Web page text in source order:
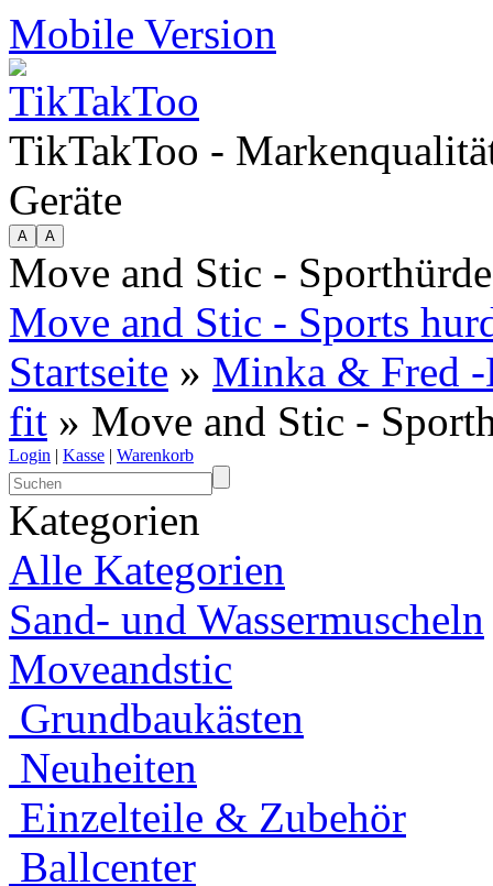
Mobile Version
TikTakToo -
Geräte
Move and Stic -
Move and Stic - Sports
Startseite » Minka & Fred
fit » Move and Stic -
Login | Kasse | Warenkorb
Kategorien
Alle Kategorien
Sand- und Wassermuscheln
Moveandstic
Grundbaukästen
Neuheiten
Einzelteile & Zubehör
Ballcenter